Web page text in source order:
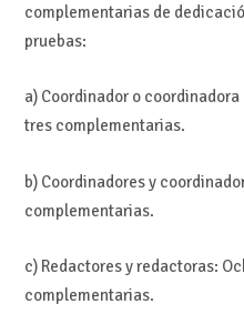
complementarias de
pruebas:
a) Coordinador o
tres complementarias.
b) Coordinadores y
complementarias.
c) Redactores y redactoras:
complementarias.